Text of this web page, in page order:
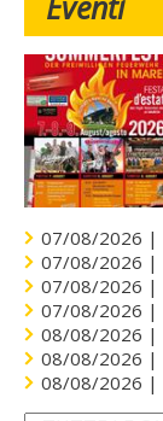
07/08/2026 |
07/08/2026 |
07/08/2026 |
07/08/2026 |
08/08/2026 |
08/08/2026 |
08/08/2026 |